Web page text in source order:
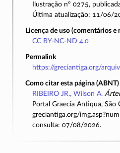
Ilustração nº 0275,
Última atualização: 11/06/
Licença de uso (comentários e
CC BY-NC-ND 4.0
Permalink
https://greciantiga.org/
Como citar esta página (ABNT)
RIBEIRO JR., Wilson A.
Portal Graecia Antiqua, São
greciantiga.org/
consulta: 07/08/2026.